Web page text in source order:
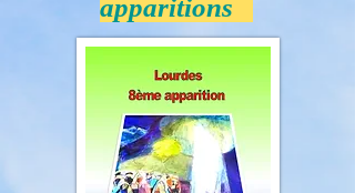
apparitions